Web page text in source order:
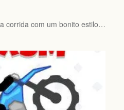
corrida com um bonito estilo…